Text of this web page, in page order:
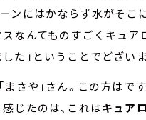
ンにはかならず水がそこ
なんてものすごくキュア
た」ということでどざいま
まさや」さん。この方はで
じたのは、これはキュア